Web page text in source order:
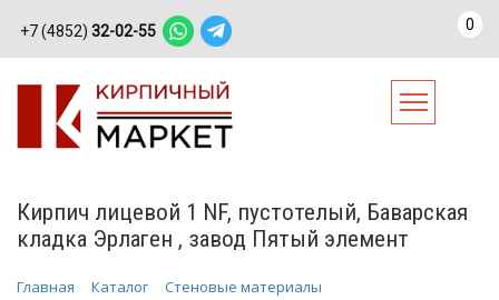
+7 (4852) 32-02-55 0
Кирпич лицевой 1 NF, пустотелый, Баварская
кладка Эрлаген , завод Пятый элемент
Главная Каталог
Стеновые материалы